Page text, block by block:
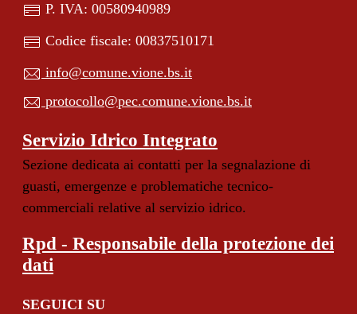
P. IVA: 00580940989
Codice fiscale: 00837510171
info@comune.vione.bs.it
protocollo@pec.comune.vione.bs.it
Servizio Idrico Integrato
Sezione dedicata ai contatti per la segnalazione di
guasti, emergenze e problematiche tecnico-
commerciali relative al servizio idrico.
Rpd - Responsabile della protezione dei
dati
SEGUICI SU